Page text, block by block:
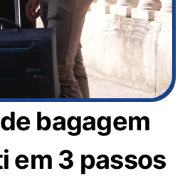
bagagem
em 3 passos